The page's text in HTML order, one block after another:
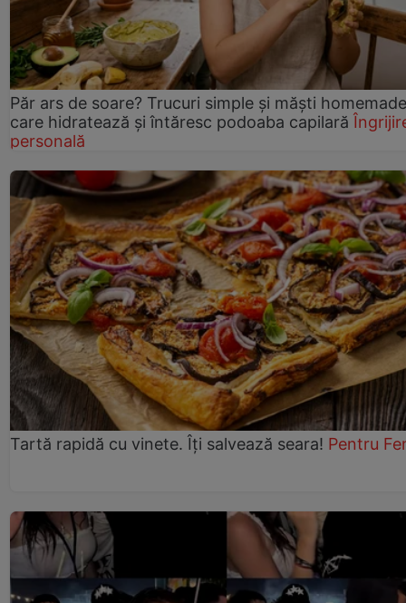
Păr ars de soare? Trucuri simple și măști homemade
care hidratează și întăresc podoaba capilară
personală
Tartă rapidă cu vinete. Îți salvează seara! Pentru